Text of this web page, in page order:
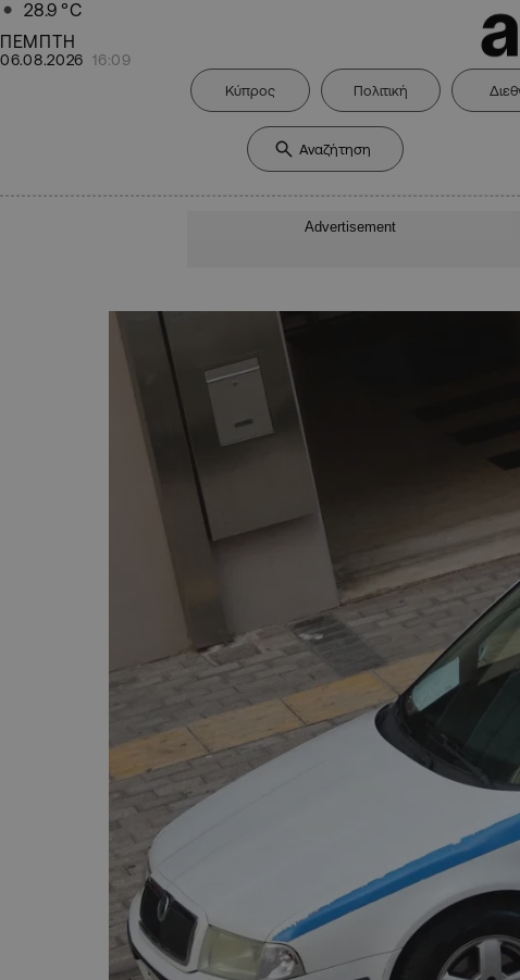
28.9 °C
ΠΕΜΠΤΗ
06.08.2026 16:09
Κύπρος Πολιτική
Advertisement